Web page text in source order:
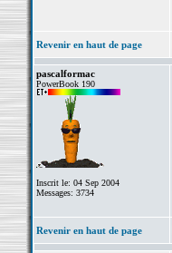
Revenir en haut de page
pascalformac
PowerBook 190
Inscrit le: 04 Sep 2004
Messages: 3734
Revenir en haut de page